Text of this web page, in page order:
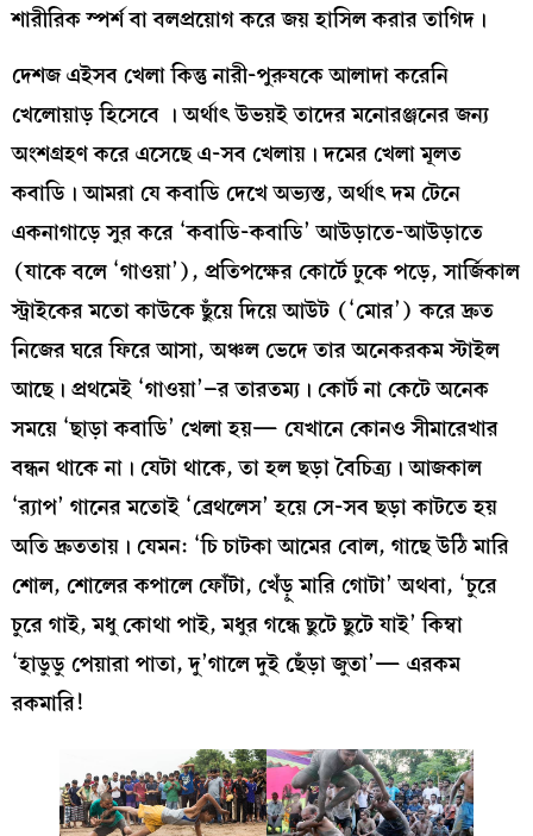
শারীরিক স্পর্শ বা বলপ্রয়োগ করে জয় হাসিল করার তাগিদ।
দেশজ এইসব খেলা কিন্তু নারী-পুরুষকে আলাদা করেনি
খেলোয়াড় হিসেবে । অর্থাৎ উভয়ই তাদের মনোরঞ্জনের জন্য
অংশগ্রহণ করে এসেছে এ-সব খেলায়। দমের খেলা মূলত
কবাডি। আমরা যে কবাডি দেখে অভ্যস্ত, অর্থাৎ দম টেনে
একনাগাড়ে সুর করে ‘কবাডি-কবাডি’ আউড়াতে-আউড়াতে
(যাকে বলে ‘গাওয়া’), প্রতিপক্ষের কোর্টে ঢুকে পড়ে, সার্জিকাল
স্ট্রাইকের মতো কাউকে ছুঁয়ে দিয়ে আউট (‘মোর’) করে দ্রুত
নিজের ঘরে ফিরে আসা, অঞ্চল ভেদে তার অনেকরকম স্টাইল
আছে। প্রথমেই ‘গাওয়া’–র তারতম্য। কোর্ট না কেটে অনেক
সময়ে ‘ছাড়া কবাডি’ খেলা হয়— যেখানে কোনও সীমারেখার
বন্ধন থাকে না। যেটা থাকে, তা হল ছড়া বৈচিত্র্য। আজকাল
‘র‍্যাপ’ গানের মতোই ‘ব্রেথলেস’ হয়ে সে-সব ছড়া কাটতে হয়
অতি দ্রুততায়। যেমন: ‘চি চাটকা আমের বোল, গাছে উঠি মারি
শোল, শোলের কপালে ফোঁটা, খেঁড়ু মারি গোটা’ অথবা, ‘চুরে
চুরে গাই, মধু কোথা পাই, মধুর গন্ধে ছুটে ছুটে যাই’ কিম্বা
‘হাডুডু পেয়ারা পাতা, দু’গালে দুই ছেঁড়া জুতা’— এরকম
রকমারি!